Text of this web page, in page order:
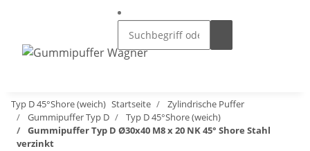
Typ D 45°Shore (weich) Startseite
Zylindrische Puffer
Gummipuffer Typ D
Typ D 45°Shore (weich)
Gummipuffer Typ D Ø30x40 M8 x 20 NK 45° Shore Stahl
verzinkt